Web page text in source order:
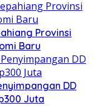
Provinsi
Baru
DD
Juta